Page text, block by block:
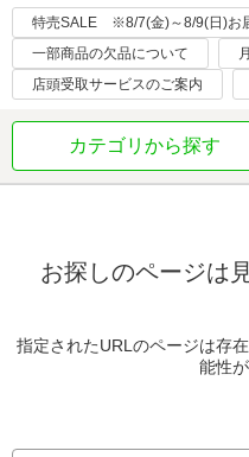
特売SALE ※8/7(金)～8/9(日)お
一部商品の欠品について
店頭受取サービスのご案内
カテゴリから探す
お探しのページは
指定されたURLのページは存
能性